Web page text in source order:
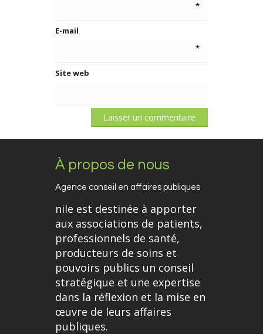
*
E-mail
*
Site web
À propos de nous
Agence conseil en affaires publiques
nile est destinée à apporter
aux associations de patients,
professionnels de santé,
producteurs de soins et
pouvoirs publics un conseil
stratégique et une expertise
dans la réflexion et la mise en
œuvre de leurs affaires
publiques.